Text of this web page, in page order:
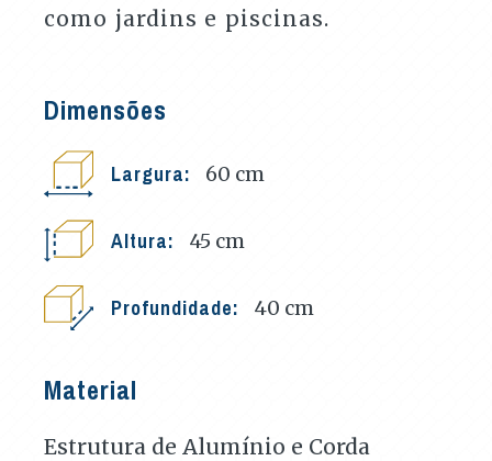
como jardins e piscinas.
Dimensões
Largura: 60 cm
Altura: 45 cm
Profundidade: 40 cm
Material
Estrutura de Alumínio e Corda